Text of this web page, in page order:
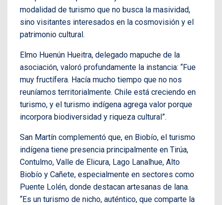
modalidad de turismo que no busca la masividad,
sino visitantes interesados en la cosmovisión y el
patrimonio cultural.
Elmo Huenún Hueitra, delegado mapuche de la
asociación, valoró profundamente la instancia: “Fue
muy fructífera. Hacía mucho tiempo que no nos
reuníamos territorialmente. Chile está creciendo en
turismo, y el turismo indígena agrega valor porque
incorpora biodiversidad y riqueza cultural”.
San Martín complementó que, en Biobío, el turismo
indígena tiene presencia principalmente en Tirúa,
Contulmo, Valle de Elicura, Lago Lanalhue, Alto
Biobío y Cañete, especialmente en sectores como
Puente Lolén, donde destacan artesanas de lana.
“Es un turismo de nicho, auténtico, que comparte la